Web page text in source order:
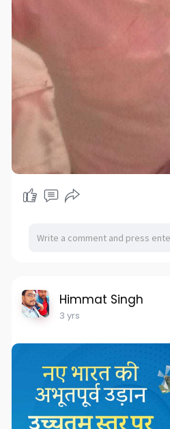
Himmat Singh
3 yrs